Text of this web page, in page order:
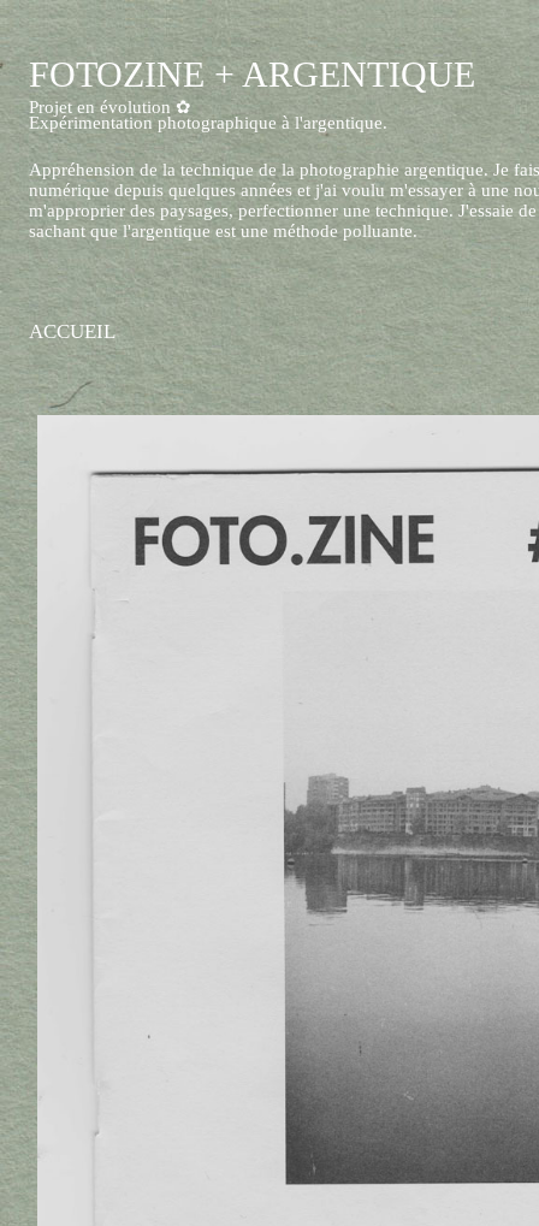
FOTOZINE + ARGENTIQUE
Projet en évolution ✿
Expérimentation photographique à l'argentique.
Appréhension de la technique de la photographie argentique. Je
numérique depuis quelques années et j'ai voulu m'essayer à une
m'approprier des paysages, perfectionner une technique. J'essaie
sachant que l'argentique est une méthode polluante.
ACCUEIL